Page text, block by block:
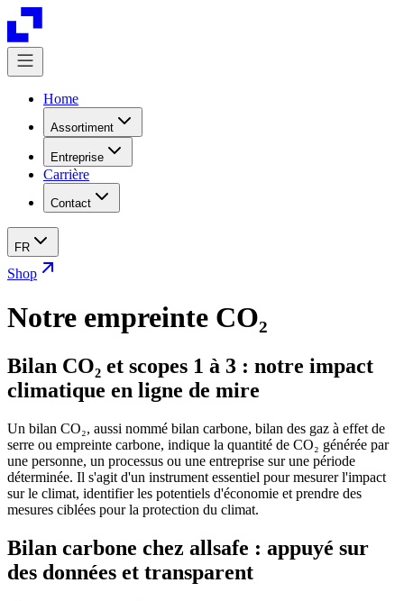
Home
Assortiment
Entreprise
Carrière
Contact
FR
Shop
Notre empreinte CO₂
Bilan CO₂ et scopes 1 à 3 : notre impact
climatique en ligne de mire
Un bilan CO₂, aussi nommé bilan carbone, bilan des gaz à effet de
serre ou empreinte carbone, indique la quantité de CO₂ générée par
une personne, un processus ou une entreprise sur une période
déterminée. Il s'agit d'un instrument essentiel pour mesurer l'impact
sur le climat, identifier les potentiels d'économie et prendre des
mesures ciblées pour la protection du climat.
Bilan carbone chez allsafe : appuyé sur
des données et transparent